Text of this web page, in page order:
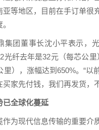
亚等地区，目前在手订单很
团董事长沈小平表示，光
光纤去年是32元（每芯公
里），涨幅达到650%。“以
买家先付钱，我们再发货，
已全球化蔓延
现代信息传输的重要介